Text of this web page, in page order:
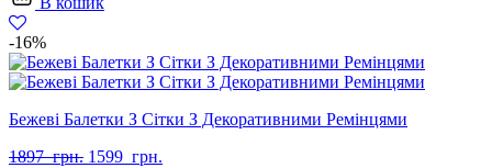
грн..
-16%
Бежеві Балетки З Сітки З Декоративними Ремінцями
1897 грн. Оригінальна
1599 грн.